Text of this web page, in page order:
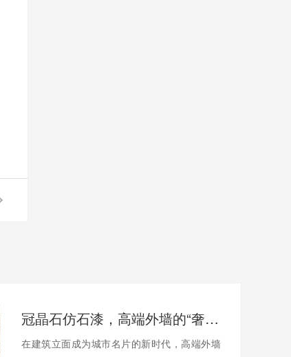
冠晶石仿石漆，高端外墙的“奢适”新标杆
在建筑立面成为城市名片的新时代，高端外墙